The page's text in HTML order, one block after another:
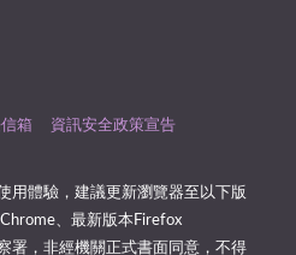
箱 資訊安全政策宣告
用體驗，建議更新瀏覽器至以下版
、最新版本Firefox
署，非經機關正式書面同意，不得